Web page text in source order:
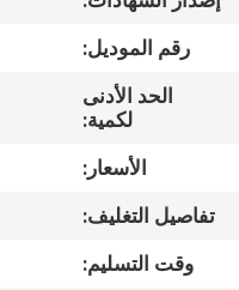
معلومات
في
المعمل
رقم الموديل:
الحد الأدنى
لكمية:
الأسعار:
تفاصيل التغليف:
وقت التسليم: